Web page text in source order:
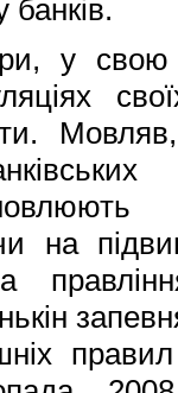
банків.
у
на